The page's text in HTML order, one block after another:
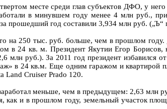
месте среди глав субъектов ДФО, у
в минувшем году менее 4 млн руб.,
прошедший год составили 3,934 млн руб. („Ъ“
на 250 тыс. руб. больше, чем в прошлом
24 кв. м. Президент Якутии Егор Борисов,
руб.). За 2011 год президент избавился
в 24 кв.м. Еще одним гаражом и квартирой
Land Cruiser Prado 120.
меньше, чем в предыдущем: 2,63
как и в прошлом году, земельный участок